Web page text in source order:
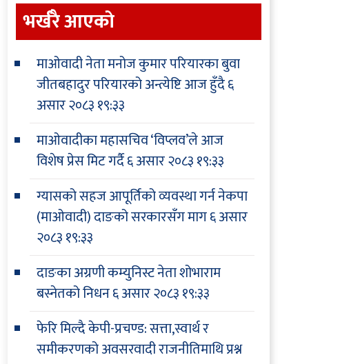
भर्खरै आएकाे
माओवादी नेता मनोज कुमार परियारका बुवा
जीतबहादुर परियारको अन्त्येष्टि आज हुँदै६
असार २०८३ १९:३३
माओवादीका महासचिव ‘विप्लव’ले आज
विशेष प्रेस मिट गर्दै६ असार २०८३ १९:३३
ग्यासको सहज आपूर्तिको व्यवस्था गर्न नेकपा
(माओवादी) दाङको सरकारसँग माग६ असार
२०८३ १९:३३
दाङका अग्रणी कम्युनिस्ट नेता शोभाराम
बस्नेतको निधन६ असार २०८३ १९:३३
फेरि मिल्दै केपी-प्रचण्ड: सत्ता,स्वार्थ र
समीकरणको अवसरवादी राजनीतिमाथि प्रश्न